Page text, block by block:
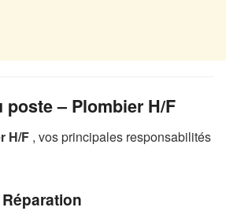
– Plombier H/F
H/F , vos principales responsabilités